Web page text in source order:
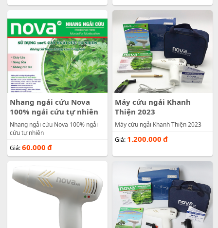
Nhang ngải cứu Nova
100% ngải cứu tự nhiên
Nhang ngải cứu Nova 100% ngải
cứu tự nhiên
Giá:60.000 đ
Máy cứu ngải Khanh
Thiện 2023
Máy cứu ngải Khanh Thiện 2023
Giá: 1.200.000 đ